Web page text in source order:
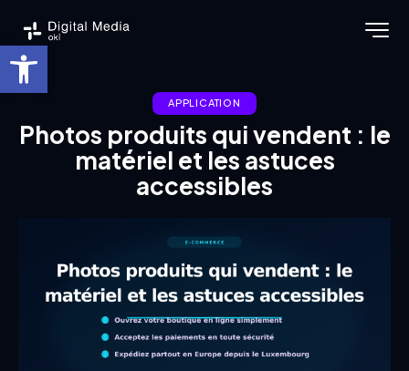
Ouvrir la barre d’outils
APPLICATION
Photos produits qui vendent : le
matériel et les astuces
accessibles